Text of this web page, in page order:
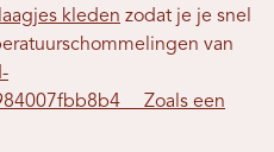
kleden zodat je je snel
van
Zoals een